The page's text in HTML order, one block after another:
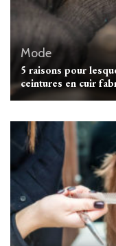
Mode
5 raisons pour
ceintures en cuir